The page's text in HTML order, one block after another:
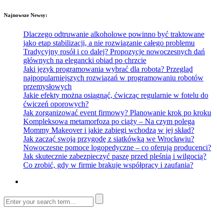
Najnowsze Newsy:
Dlaczego odtruwanie alkoholowe powinno być traktowane
jako etap stabilizacji, a nie rozwiązanie całego problemu
Tradycyjny rosół i co dalej? Propozycje nowoczesnych dań
głównych na elegancki obiad po chrzcie
Jaki język programowania wybrać dla robota? Przegląd
najpopularniejszych rozwiązań w programowaniu robotów
przemysłowych
Jakie efekty można osiągnąć, ćwicząc regularnie w fotelu do
ćwiczeń oporowych?
Jak zorganizować event firmowy? Planowanie krok po kroku
Kompleksowa metamorfoza po ciąży – Na czym polega
Mommy Makeover i jakie zabiegi wchodzą w jej skład?
Jak zacząć swoją przygodę z siatkówką we Wrocławiu?
Nowoczesne pomoce logopedyczne – co oferują producenci?
Jak skutecznie zabezpieczyć paszę przed pleśnią i wilgocią?
Co zrobić, gdy w firmie brakuje współpracy i zaufania?